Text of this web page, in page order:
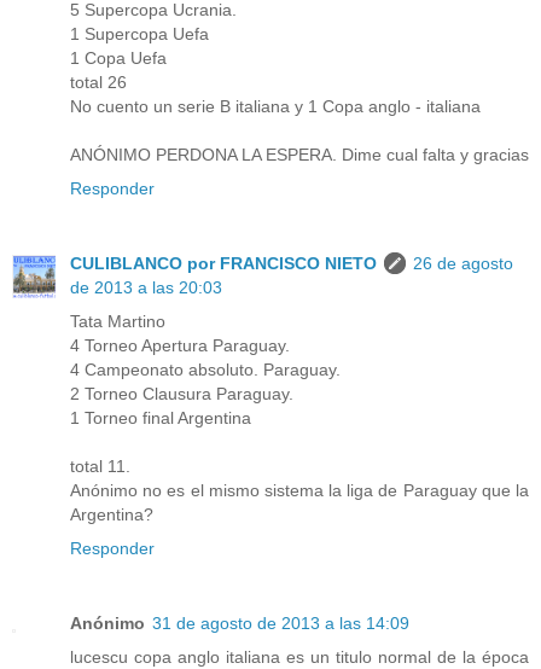
5 Supercopa Ucrania.
1 Supercopa Uefa
1 Copa Uefa
total 26
No cuento un serie B italiana y 1 Copa anglo - italiana
ANÓNIMO PERDONA LA ESPERA. Dime cual falta y gracias
Responder
CULIBLANCO por FRANCISCO NIETO
26 de agosto
de 2013 a las 20:03
Tata Martino
4 Torneo Apertura Paraguay.
4 Campeonato absoluto. Paraguay.
2 Torneo Clausura Paraguay.
1 Torneo final Argentina
total 11.
Anónimo no es el mismo sistema la liga de Paraguay que la
Argentina?
Responder
Anónimo 31 de agosto de 2013 a las 14:09
lucescu copa anglo italiana es un titulo normal de la época